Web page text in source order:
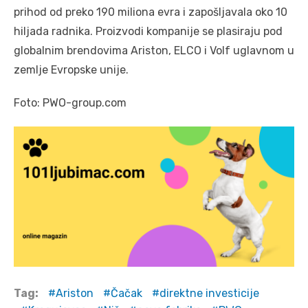
prihod od preko 190 miliona evra i zapošljavala oko 10
hiljada radnika. Proizvodi kompanije se plasiraju pod
globalnim brendovima Ariston, ELCO i Volf uglavnom u
zemlje Evropske unije.
Foto: PWO-group.com
Tag: Ariston Čačak
direktne investicije